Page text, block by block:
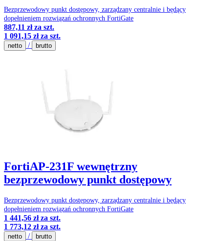
Bezprzewodowy punkt dostępowy, zarządzany centralnie i będący
dopełnieniem rozwiązań ochronnych FortiGate
887,11 złza szt.
1 091,15 złza szt.
netto / brutto
FortiAP-231F wewnętrzny
bezprzewodowy punkt dostępowy
Bezprzewodowy punkt dostępowy, zarządzany centralnie i będący
dopełnieniem rozwiązań ochronnych FortiGate
1 441,56 złza szt.
1 773,12 złza szt.
netto / brutto